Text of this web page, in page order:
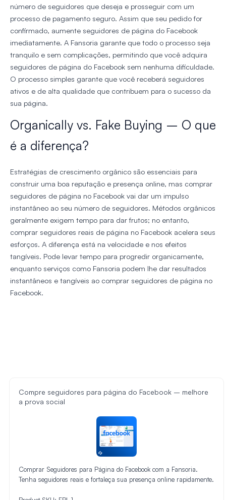
número de seguidores que deseja e prosseguir com um
processo de pagamento seguro. Assim que seu pedido for
confirmado, aumente seguidores de página do Facebook
imediatamente. A Fansoria garante que todo o processo seja
tranquilo e sem complicações, permitindo que você adquira
seguidores de página do Facebook sem nenhuma dificuldade.
O processo simples garante que você receberá seguidores
ativos e de alta qualidade que contribuem para o sucesso da
sua página.
Organically vs. Fake Buying – O que
é a diferença?
Estratégias de crescimento orgânico são essenciais para
construir uma boa reputação e presença online, mas comprar
seguidores de página no Facebook vai dar um impulso
instantâneo ao seu número de seguidores. Métodos orgânicos
geralmente exigem tempo para dar frutos; no entanto,
comprar seguidores reais de página no Facebook acelera seus
esforços. A diferença está na velocidade e nos efeitos
tangíveis. Pode levar tempo para progredir organicamente,
enquanto serviços como Fansoria podem lhe dar resultados
instantâneos e tangíveis ao comprar seguidores de página no
Facebook.
Compre seguidores para página do Facebook – melhore
a prova social
Comprar Seguidores para Página do Facebook com a Fansoria.
Tenha seguidores reais e fortaleça sua presença online rapidamente.